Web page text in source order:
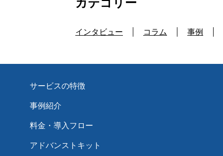
カテゴリー
インタビュー コラム 事例
サービスの特徴
事例紹介
料金・導入フロー
アドバンストキット